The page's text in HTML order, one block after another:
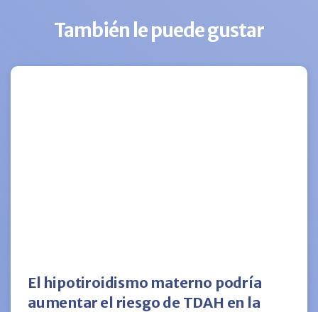
También le puede gustar
El hipotiroidismo materno podría
aumentar el riesgo de TDAH en la